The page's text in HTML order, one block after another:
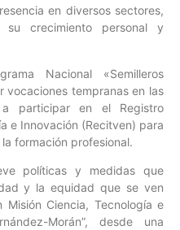
en diversos sectores,
su crecimiento personal y
Nacional «Semilleros
vocaciones tempranas en las
participar en el Registro
e Innovación (Recitven) para
formación profesional.
políticas y medidas que
y la equidad que se ven
Ciencia, Tecnología e
Morán”, desde una